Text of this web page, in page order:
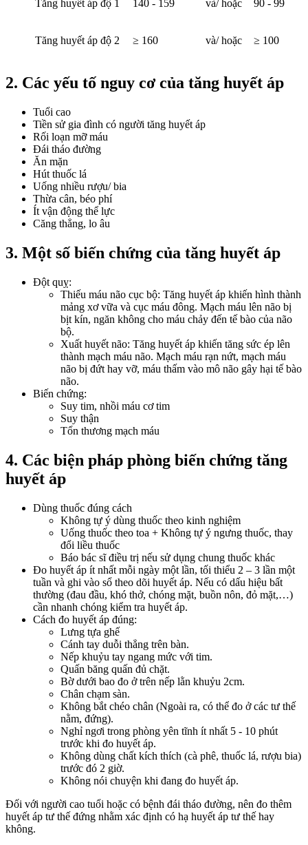
Tăng huyết áp độ 1 140 - 159 và/ hoặc 90 - 99
Tăng huyết áp độ 2 ≥ 160 và/ hoặc ≥ 100
2. Các yếu tố nguy cơ của tăng huyết áp
Tuổi cao
Tiền sử gia đình có người tăng huyết áp
Rối loạn mỡ máu
Đái tháo đường
Ăn mặn
Hút thuốc lá
Uống nhiều rượu/ bia
Thừa cân, béo phí
Ít vận động thể lực
Căng thẳng, lo âu
3. Một số biến chứng của tăng huyết áp
Đột quỵ:
Thiếu máu não cục bộ: Tăng huyết áp khiến hình thành
mảng xơ vữa và cục máu đông. Mạch máu lên não bị
bịt kín, ngăn không cho máu chảy đến tế bào của não
bộ.
Xuất huyết não: Tăng huyết áp khiến tăng sức ép lên
thành mạch máu não. Mạch máu rạn nứt, mạch máu
não bị đứt hay vỡ, máu thấm vào mô não gây hại tế bào
não.
Biến chứng:
Suy tim, nhồi máu cơ tim
Suy thận
Tổn thương mạch máu
4. Các biện pháp phòng biến chứng tăng
huyết áp
Dùng thuốc đúng cách
Không tự ý dùng thuốc theo kinh nghiệm
Uống thuốc theo toa + Không tự ý ngưng thuốc, thay
đổi liều thuốc
Báo bác sĩ điều trị nếu sử dụng chung thuốc khác
Đo huyết áp ít nhất mỗi ngày một lần, tối thiểu 2 – 3 lần một
tuần và ghi vào sổ theo dõi huyết áp. Nếu có dấu hiệu bất
thường (đau đầu, khó thở, chóng mặt, buồn nôn, đỏ mặt,…)
cần nhanh chóng kiểm tra huyết áp.
Cách đo huyết áp đúng:
Lưng tựa ghế
Cánh tay duỗi thẳng trên bàn.
Nếp khuỷu tay ngang mức với tim.
Quấn băng quấn đủ chặt.
Bờ dưới bao đo ở trên nếp lằn khuỷu 2cm.
Chân chạm sàn.
Không bắt chéo chân (Ngoài ra, có thể đo ở các tư thế
nằm, đứng).
Nghỉ ngơi trong phòng yên tĩnh ít nhất 5 - 10 phút
trước khi đo huyết áp.
Không dùng chất kích thích (cà phê, thuốc lá, rượu bia)
trước đó 2 giờ.
Không nói chuyện khi đang đo huyết áp.
Đối với người cao tuổi hoặc có bệnh đái tháo đường, nên đo thêm
huyết áp tư thế đứng nhằm xác định có hạ huyết áp tư thế hay
không.